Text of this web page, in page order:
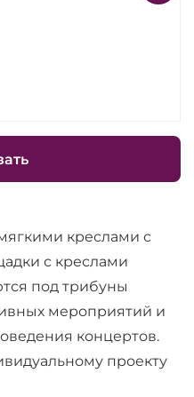
креслами с
с креслами
под трибуны
мероприятий и
концертов.
проекту